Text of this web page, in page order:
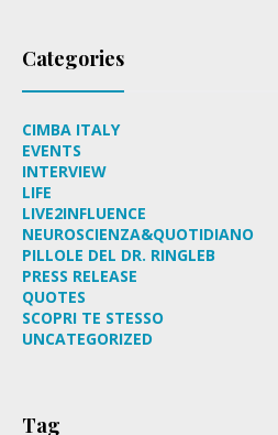
Categories
CIMBA ITALY
EVENTS
INTERVIEW
LIFE
LIVE2INFLUENCE
NEUROSCIENZA&QUOTIDIANO
PILLOLE DEL DR. RINGLEB
PRESS RELEASE
QUOTES
SCOPRI TE STESSO
UNCATEGORIZED
Tag